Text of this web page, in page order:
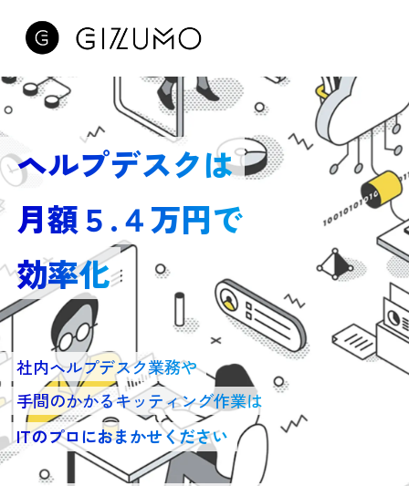
ヘルプデスクは
月額５.４万円で
効率化
社内ヘルプデスク業務や
手間のかかるキッティング作業は
ITのプロにおまかせください